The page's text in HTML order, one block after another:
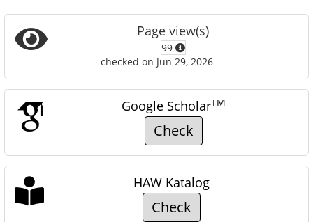
Page view(s)
99
checked on Jun 29, 2026
Google ScholarTM
Check
HAW Katalog
Check